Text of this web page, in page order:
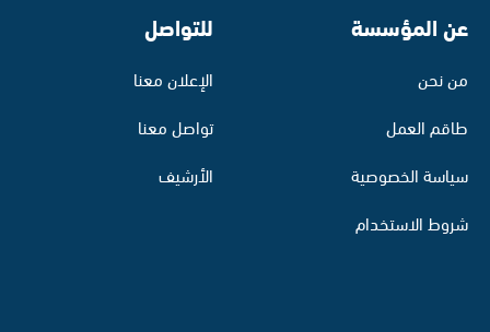
عن المؤسسة
من نحن
طاقم العمل
سياسة الخصوصية
شروط الاستخدام
للتواصل
الإعلان معنا
تواصل معنا
الأرشيف